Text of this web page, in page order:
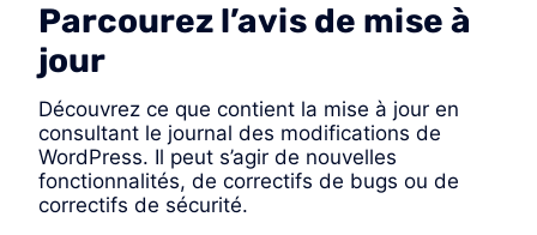
Parcourez l’avis de mise à
jour
Découvrez ce que contient la mise à jour en
consultant le journal des modifications de
WordPress. Il peut s’agir de nouvelles
fonctionnalités, de correctifs de bugs ou de
correctifs de sécurité.